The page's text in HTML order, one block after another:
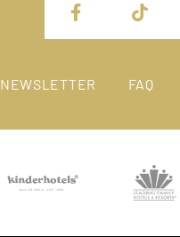
NEWSLETTER FAQ